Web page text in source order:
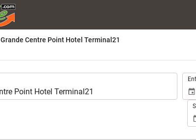
Grande Centre Point Hotel Terminal21